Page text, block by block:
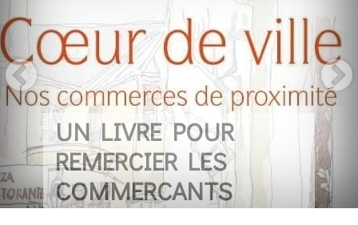
UN LIVRE POUR
REMERCIER LES
COMMERCANTS